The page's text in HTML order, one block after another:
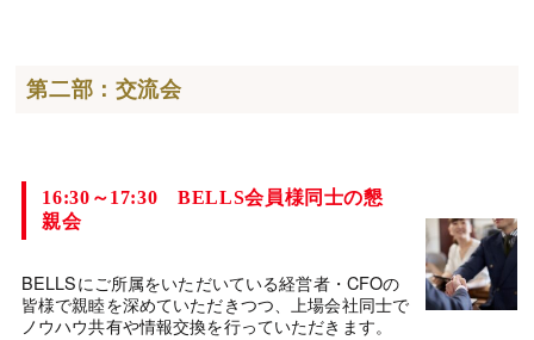
第二部：交流会
16:30～17:30 BELLS会員様同士の懇
親会
BELLSにご所属をいただいている経営者・CFOの
皆様で親睦を深めていただきつつ、上場会社同士で
ノウハウ共有や情報交換を行っていただきます。